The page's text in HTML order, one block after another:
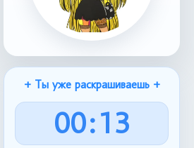
+ Ты уже раскрашиваешь +
00:14